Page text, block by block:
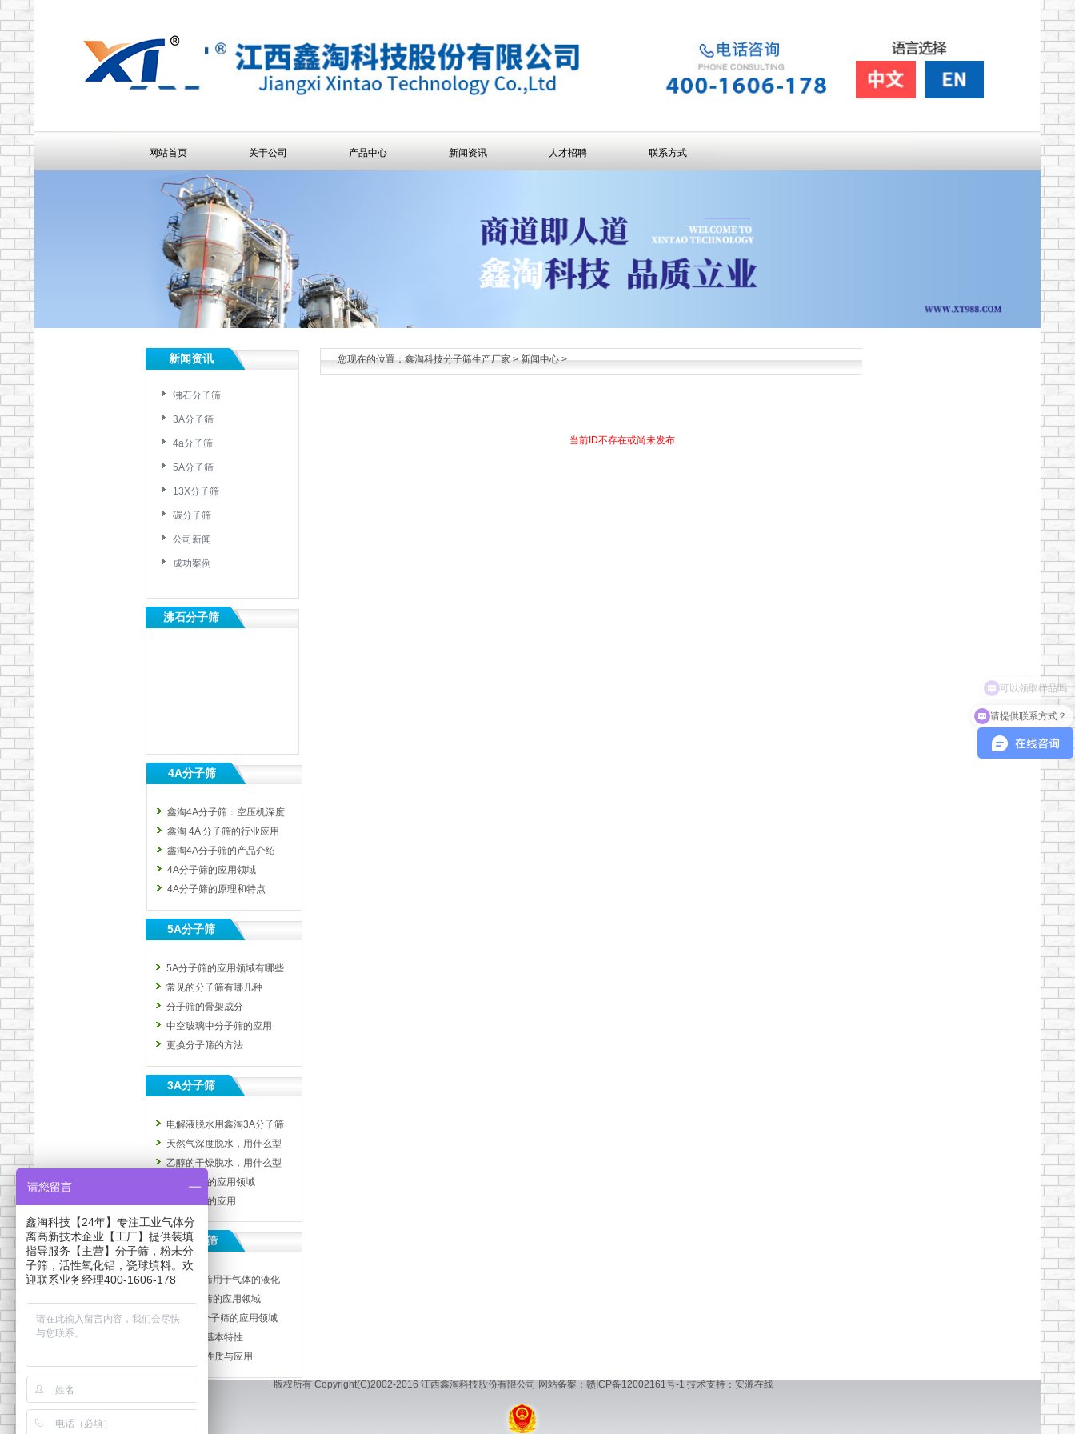
网站首页 关于公司 产品中心 新闻资讯 人才招聘 联系方式
新闻资讯
沸石分子筛
3A分子筛
4a分子筛
5A分子筛
13X分子筛
碳分子筛
公司新闻
成功案例
您现在的位置：鑫淘科技分子筛生产厂家>新闻中心>
当前ID不存在或尚未发布
沸石分子筛
4A分子筛
鑫淘4A分子筛：空压机深度
鑫淘 4A 分子筛的行业应用
鑫淘4A分子筛的产品介绍
4A分子筛的应用领域
4A分子筛的原理和特点
5A分子筛
5A分子筛的应用领域有哪些
常见的分子筛有哪几种
分子筛的骨架成分
中空玻璃中分子筛的应用
更换分子筛的方法
3A分子筛
电解液脱水用鑫淘3A分子筛
天然气深度脱水，用什么型
乙醇的干燥脱水，用什么型
3A分子筛的应用领域
3A分子筛的应用
13X分子筛
13X分子筛用于气体的液化
13X分子筛的应用领域
13X-HP分子筛的应用领域
分子筛的基本特性
分子筛的性质与应用
版权所有 Copyright(C)2002-2016 江西鑫淘科技股份有限公司 网站备案： 赣ICP备12002161号-1 技术支持：安源在线
可以领取样品吗
请提供联系方式？
请您留言
鑫淘科技【24年】专注工业气体分
离高新技术企业【工厂】提供装填
指导服务【主营】分子筛，粉未分
子筛，活性氧化铝，瓷球填料。欢
迎联系业务经理400-1606-178